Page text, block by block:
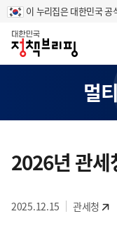
이 누리집은 대한민국 공
홈
멀
텐
츠
역
2026년 관세
2025.12.15 관세청